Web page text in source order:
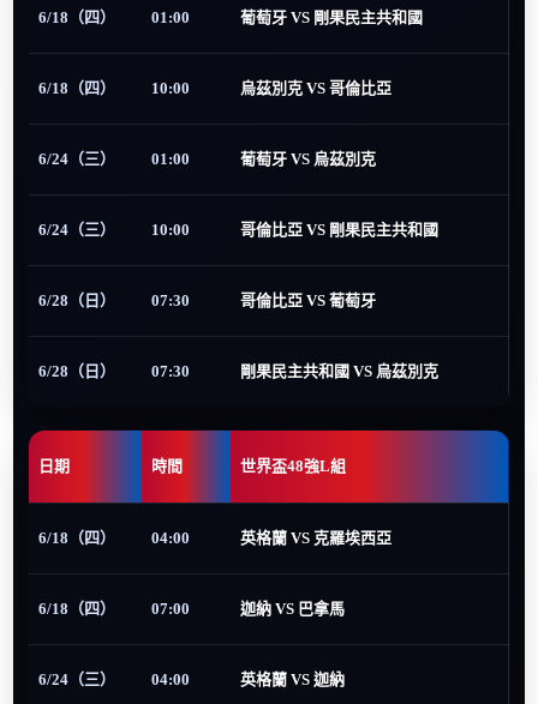
6/18（四） 01:00 葡萄牙 VS 剛果民主共和國
6/18（四） 10:00 烏茲別克 VS 哥倫比亞
6/24（三） 01:00 葡萄牙 VS 烏茲別克
6/24（三） 10:00 哥倫比亞 VS 剛果民主共和國
6/28（日） 07:30 哥倫比亞 VS 葡萄牙
6/28（日） 07:30 剛果民主共和國 VS 烏茲別克
日期 時間 世界盃48強L組
6/18（四） 04:00 英格蘭 VS 克羅埃西亞
6/18（四） 07:00 迦納 VS 巴拿馬
6/24（三） 04:00 英格蘭 VS 迦納